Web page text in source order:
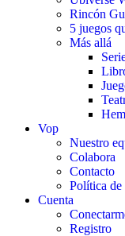
Rincón
5 juegos
Más allá
Vop
Nuestro
Colabora
Contacto
Política de
Cuenta
Registro